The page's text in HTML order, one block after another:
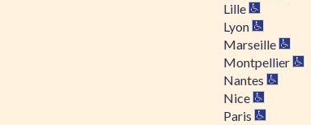
Lille
Lyon
Marseille
Montpellier
Nantes
Nice
Paris